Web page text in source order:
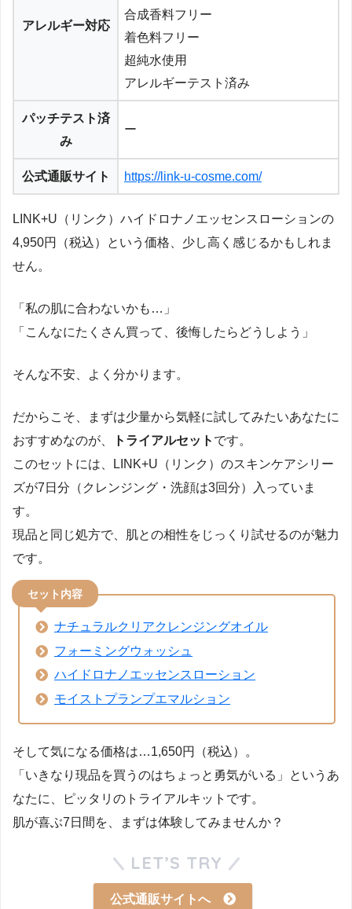
アレルギー対応
合成香料フリー
着色料フリー
超純水使用
アレルギーテスト済み
パッチテスト済
み
ー
公式通販サイト https://link-u-cosme.com/
LINK+U（リンク）ハイドロナノエッセンスローションの
4,950円（税込）という価格、少し高く感じるかもしれま
せん。
「私の肌に合わないかも…」
「こんなにたくさん買って、後悔したらどうしよう」
そんな不安、よく分かります。
だからこそ、まずは少量から気軽に試してみたいあなたに
おすすめなのが、
トライアルセット です。
このセットには、LINK+U（リンク）のスキンケアシリー
ズが7日分（クレンジング・洗顔は3回分）入っていま
す。
現品と同じ処方で、肌との相性をじっくり試せるのが魅力
です。
セット内容
ナチュラルクリアクレンジングオイル
フォーミングウォッシュ
ハイドロナノエッセンスローション
モイストプランプエマルション
そして気になる価格は…1,650円（税込）。
「いきなり現品を買うのはちょっと勇気がいる」というあ
なたに、ピッタリのトライアルキットです。
肌が喜ぶ7日間を、まずは体験してみませんか？
LET’S TRY
公式通販サイトへ